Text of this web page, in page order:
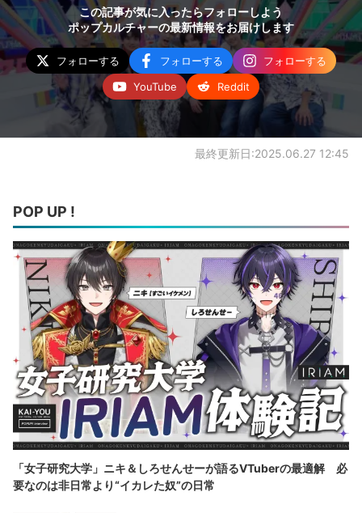
この記事が気に入ったらフォローしよう
ポップカルチャーの最新情報をお届けします
フォローする フォローする
フォローする
YouTube
Reddit
最終更新日:2025.06.27 12:45
POP UP !
「女子研究大学」ニキ＆しろせんせーが語るVTuberの最適解 必
要なのは非日常より“イカレた奴”の日常